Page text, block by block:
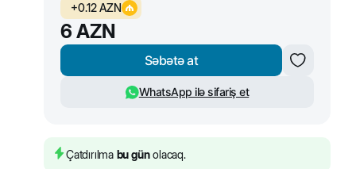
+0.12AZN
6 AZN
Səbətə at
WhatsApp ilə sifariş et
Çatdırılma bu günolacaq.